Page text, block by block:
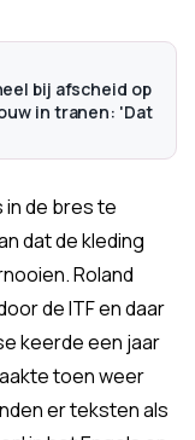
bij afscheid op
in tranen: 'Dat
de bres te
dat de kleding
Roland
de ITF en daar
keerde een jaar
toen weer
er teksten als